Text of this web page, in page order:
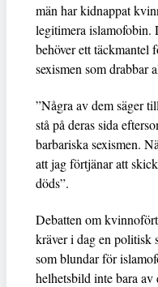
män har kidnappat
legitimera islamofobin.
behöver ett täckmantel
sexismen som drabbar
”Några av dem säger
stå på deras sida
barbariska sexismen.
att jag förtjänar att
döds”.
Debatten om
kräver i dag en politisk
som blundar för
helhetsbild inte bara av